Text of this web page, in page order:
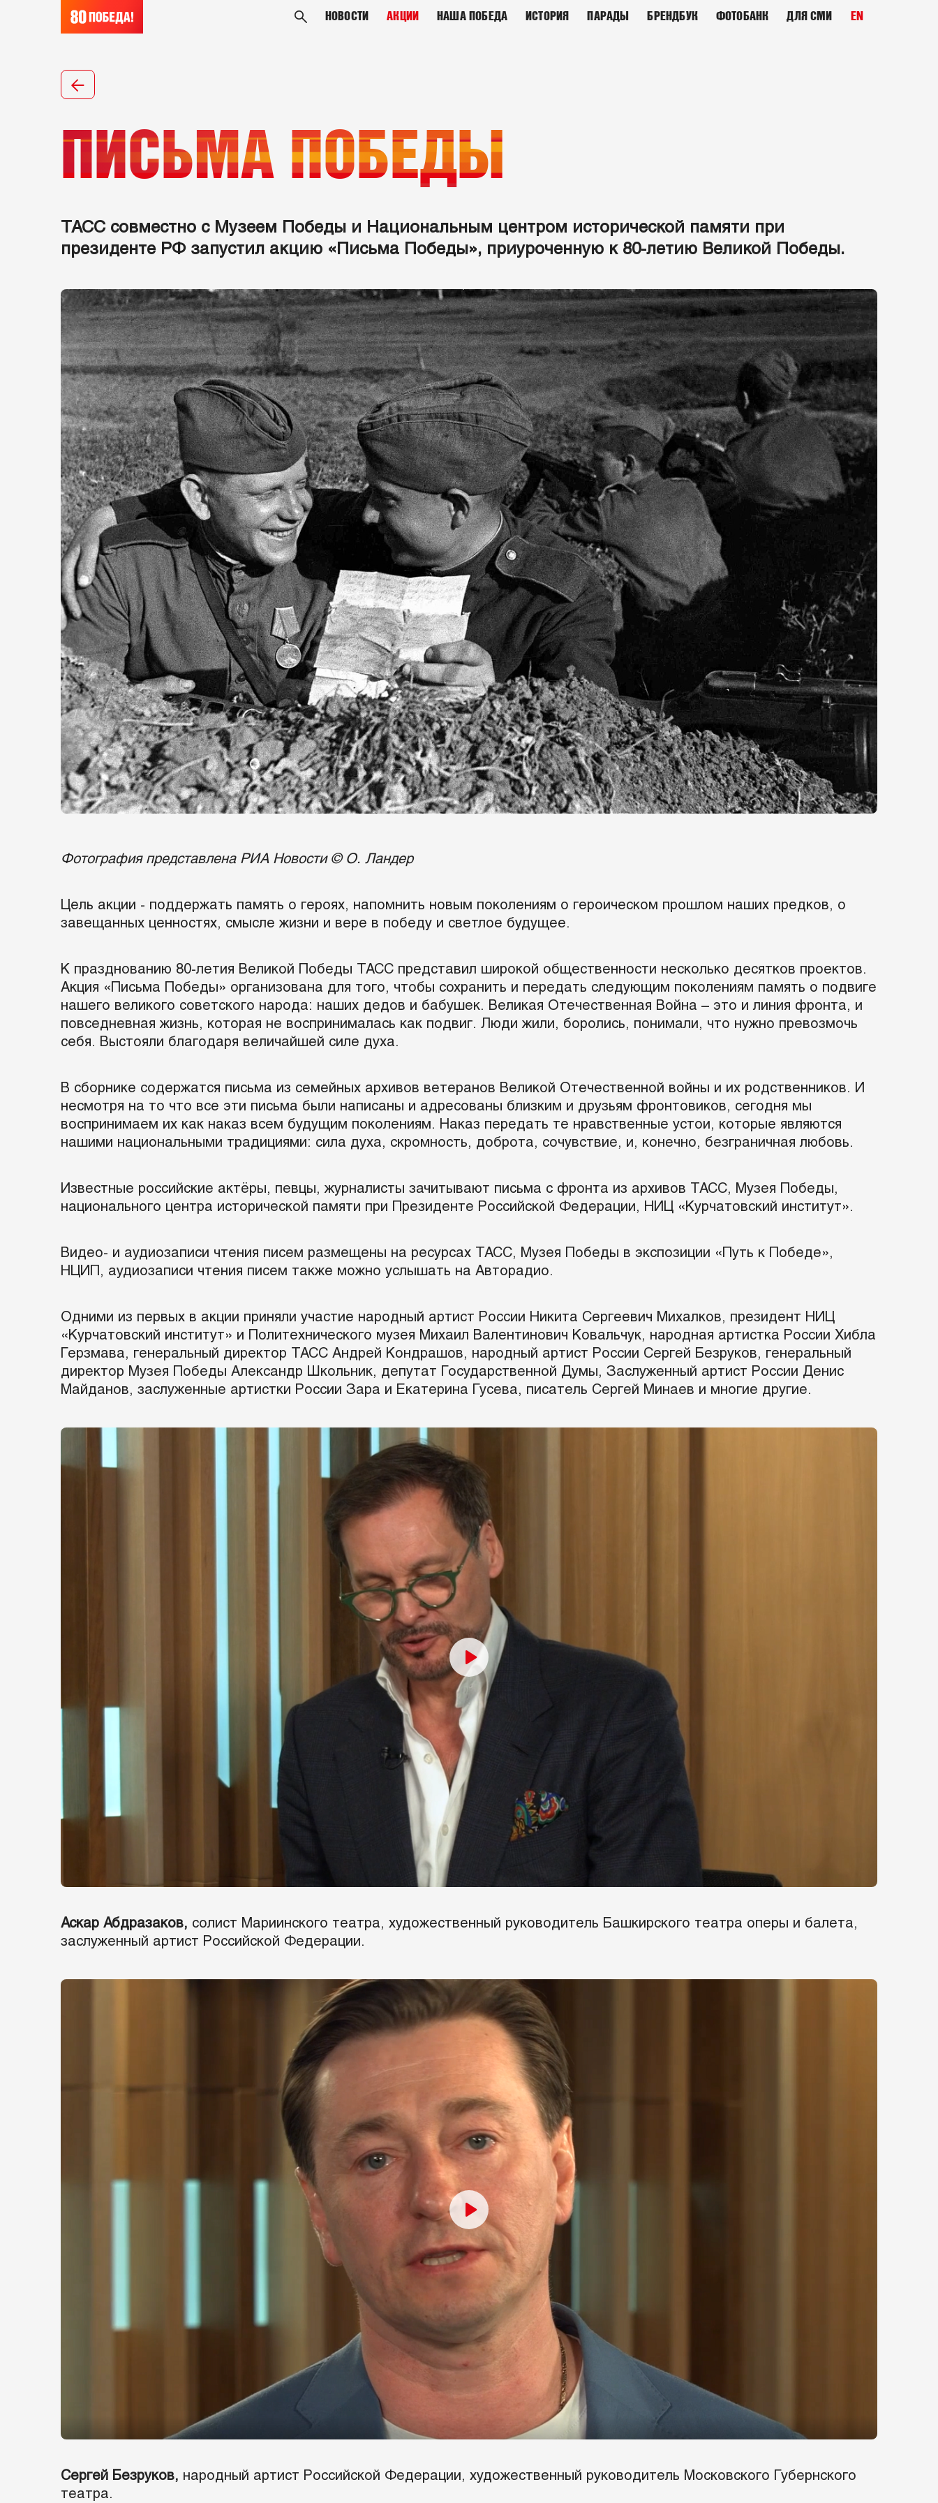
НОВОСТИ АКЦИИ НАША ПОБЕДА ИСТОРИЯ ПАРАДЫ БРЕНДБУК ФОТОБАНК ДЛЯ СМИ EN
ПИСЬМА ПОБЕДЫ
ТАСС совместно с Музеем Победы и Национальным центром исторической памяти при
президенте РФ запустил акцию «Письма Победы», приуроченную к 80-летию Великой Победы.
Фотография представлена РИА Новости © О. Ландер
Цель акции - поддержать память о героях, напомнить новым поколениям о героическом прошлом наших предков, о
завещанных ценностях, смысле жизни и вере в победу и светлое будущее.
К празднованию 80-летия Великой Победы ТАСС представил широкой общественности несколько десятков проектов.
Акция «Письма Победы» организована для того, чтобы сохранить и передать следующим поколениям память о подвиге
нашего великого советского народа: наших дедов и бабушек. Великая Отечественная Война – это и линия фронта, и
повседневная жизнь, которая не воспринималась как подвиг. Люди жили, боролись, понимали, что нужно превозмочь
себя. Выстояли благодаря величайшей силе духа.
В сборнике содержатся письма из семейных архивов ветеранов Великой Отечественной войны и их родственников. И
несмотря на то что все эти письма были написаны и адресованы близким и друзьям фронтовиков, сегодня мы
воспринимаем их как наказ всем будущим поколениям. Наказ передать те нравственные устои, которые являются
нашими национальными традициями: сила духа, скромность, доброта, сочувствие, и, конечно, безграничная любовь.
Известные российские актёры, певцы, журналисты зачитывают письма с фронта из архивов ТАСС, Музея Победы,
национального центра исторической памяти при Президенте Российской Федерации, НИЦ «Курчатовский институт».
Видео- и аудиозаписи чтения писем размещены на ресурсах ТАСС, Музея Победы в экспозиции «Путь к Победе»,
НЦИП, аудиозаписи чтения писем также можно услышать на Авторадио.
Одними из первых в акции приняли участие народный артист России Никита Сергеевич Михалков, президент НИЦ
«Курчатовский институт» и Политехнического музея Михаил Валентинович Ковальчук, народная артистка России Хибла
Герзмава, генеральный директор ТАСС Андрей Кондрашов, народный артист России Сергей Безруков, генеральный
директор Музея Победы Александр Школьник, депутат Государственной Думы, Заслуженный артист России Денис
Майданов, заслуженные артистки России Зара и Екатерина Гусева, писатель Сергей Минаев и многие другие.
Аскар Абдразаков, солист Мариинского театра, художественный руководитель Башкирского театра оперы и балета,
заслуженный артист Российской Федерации.
Сергей Безруков, народный артист Российской Федерации, художественный руководитель Московского Губернского
театра.